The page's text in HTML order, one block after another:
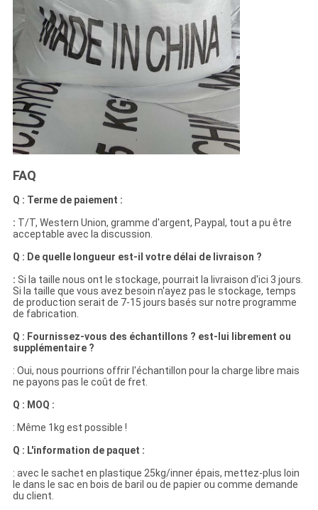
FAQ
Q : Terme de paiement :
: T/T, Western Union, gramme d'argent, Paypal, tout a pu être
acceptable avec la discussion.
Q : De quelle longueur est-il votre délai de livraison ?
: Si la taille nous ont le stockage, pourrait la livraison d'ici 3 jours.
Si la taille que vous avez besoin n'ayez pas le stockage, temps
de production serait de 7-15 jours basés sur notre programme
de fabrication.
Q : Fournissez-vous des échantillons ? est-lui librement ou
supplémentaire ?
: Oui, nous pourrions offrir l'échantillon pour la charge libre mais
ne payons pas le coût de fret.
Q : MOQ :
: Même 1kg est possible !
Q : L'information de paquet :
: avec le sachet en plastique 25kg/inner épais, mettez-plus loin
le dans le sac en bois de baril ou de papier ou comme demande
du client.